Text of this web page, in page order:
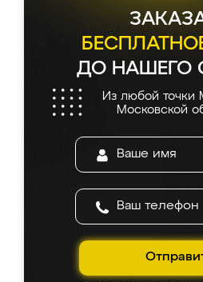
ДО НАШЕГО
Из любой точки
Московской